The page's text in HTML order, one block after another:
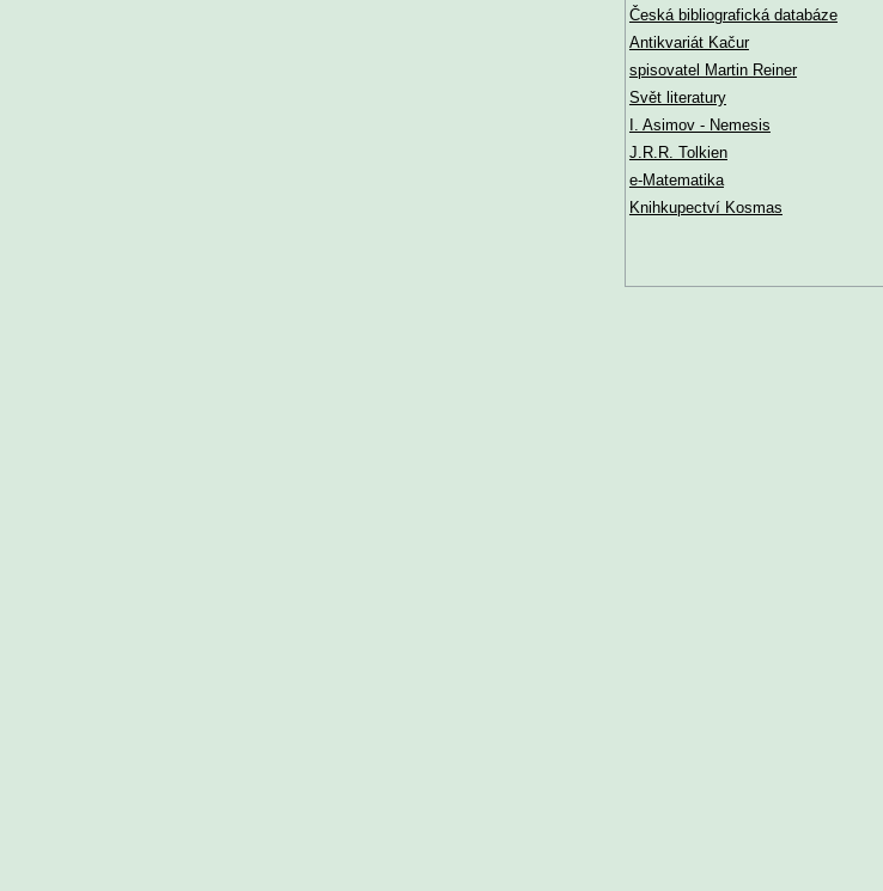
Česká bibliografická databáze
Antikvariát Kačur
spisovatel Martin Reiner
Svět literatury
I. Asimov - Nemesis
J.R.R. Tolkien
e-Matematika
Knihkupectví Kosmas